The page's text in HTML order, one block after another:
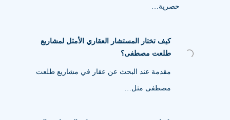
حصرية…
كيف تختار المستشار العقاري الأمثل لمشاريع
طلعت مصطفى؟
مقدمة عند البحث عن عقار في مشاريع طلعت
مصطفى مثل…